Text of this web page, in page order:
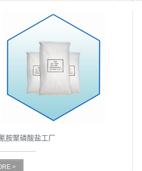
胺聚磷酸盐工厂
>